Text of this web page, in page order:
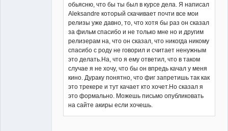
обьясню, что бы ты был в курсе дела. Я написал
Аleksandre который скачивает почти все мои
релизы уже давно, то, что хотя бы раз он сказал
за фильм спасибо и не только мне но и другим
релизерам на, что он сказал, что никогда никому
спасибо с роду не говорил и считает ненужным
это делать.На, что я ему ответил, что в таком
случае я не хочу, что бы он впредь качал у меня
кино. Дураку понятно, что фиг запретишь так как
это трекере и тут качает кто хочет.Но сказал я
это формально. Можешь письмо опубликовать
на сайте акиры если хочешь.